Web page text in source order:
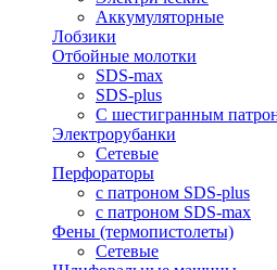
Аккумуляторные
Лобзики
Отбойные молотки
SDS-max
SDS-plus
С шестигранным
Электрорубанки
Сетевые
Перфораторы
с патроном SDS-plus
с патроном SDS-max
Фены (термопистолеты)
Сетевые